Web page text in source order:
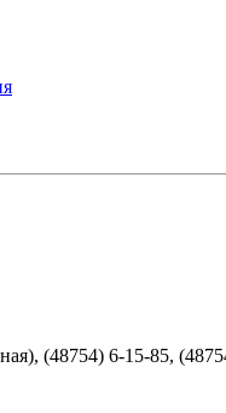
(48754) 6-15-85,